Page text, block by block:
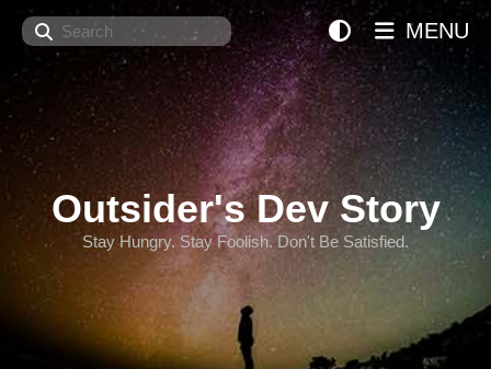
Search
Outsider's Dev Story
Stay Hungry. Stay Foolish. Don't Be Satisfied.
MENU